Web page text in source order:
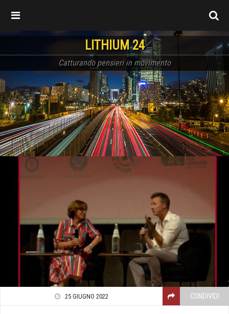
LITHIUM 24
Catturando pensieri in movimento
25 GIUGNO 2022 CONDIVIDI